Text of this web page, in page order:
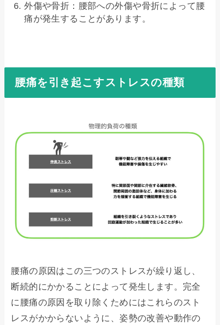
外傷や骨折：腰部への外傷や骨折によって腰
痛が発生することがあります。
腰痛を引き起こすストレスの種類
腰痛の原因はこの三つのストレスが繰り返し、
断続的にかかることによって発生します。完全
に腰痛の原因を取り除くためにはこれらのスト
レスがかからないように、姿勢の改善や動作の